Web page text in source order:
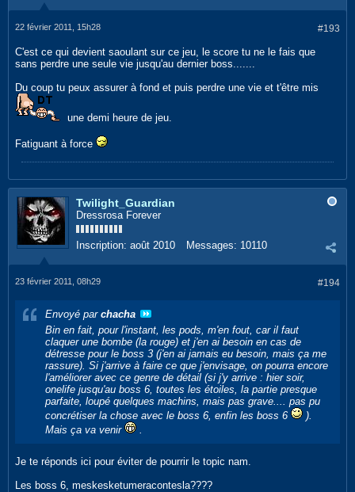
#193
22 février 2011, 15h28
C'est ce qui devient saoulant sur ce jeu, le score tu ne le fais que
sans perdre une seule vie jusqu'au dernier boss.......
Du coup tu peux assurer à fond et puis perdre une vie et t'être mis
une demi heure de jeu.
Fatiguant à force
Twilight_Guardian
Dressrosa Forever
Inscription: août 2010 Messages: 10110
#194
23 février 2011, 08h29
Envoyé par chacha
Bin en fait, pour l'instant, les pods, m'en fout, car il faut
claquer une bombe (la rouge) et j'en ai besoin en cas de
détresse pour le boss 3 (j'en ai jamais eu besoin, mais ça me
rassure). Si j'arrive à faire ce que j'envisage, on pourra encore
l'améliorer avec ce genre de détail (si j'y arrive : hier soir,
onelife jusqu'au boss 6, toutes les étoiles, la partie presque
parfaite, loupé quelques machins, mais pas grave.... pas pu
concrétiser la chose avec le boss 6, enfin les boss 6
).
Mais ça va venir
.
Je te réponds ici pour éviter de pourrir le topic nam.
Les boss 6, meskesketumeracontesla????